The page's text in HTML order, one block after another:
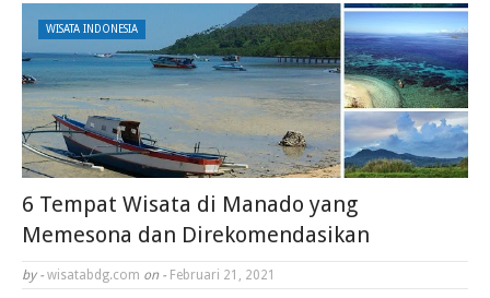
WISATA INDONESIA
6 Tempat Wisata di Manado yang
Memesona dan Direkomendasikan
by - wisatabdg.com on - Februari 21, 2021